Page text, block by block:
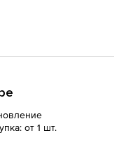
от 1 шт.